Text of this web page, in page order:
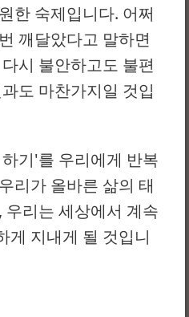
한 숙제입니다. 어쩌
깨달았다고 말하면
시 불안하고도 불편
도 마찬가지일 것입
기'를 우리에게 반복
리가 올바른 삶의 태
리는 세상에서 계속
게 지내게 될 것입니